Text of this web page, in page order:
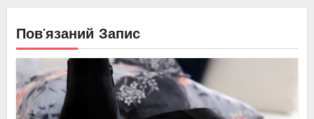
Пов’язаний Запис